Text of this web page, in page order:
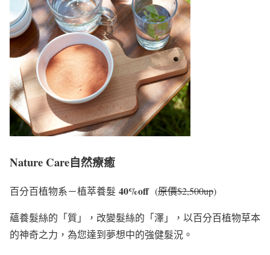
Nature Care自然療癒
百分百植物系－植萃養髮 40%off(原價$2,500up)
蘊養髮絲的「質」，改變髮絲的「澤」，以百分百植物草本
的神奇之力，為您達到夢想中的強健髮況。